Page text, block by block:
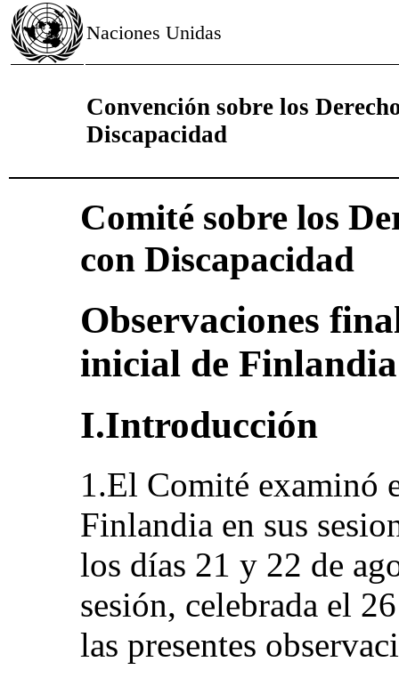
Naciones Unidas
Convención sobre los
Discapacidad
Comité sobre los
con Discapacidad
Observaciones
inicial de
I.Introducción
1.El Comité examinó
Finlandia en sus
los días 21 y 22 de
sesión, celebrada el
las presentes